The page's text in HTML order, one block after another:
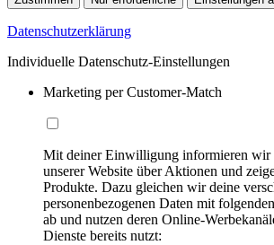
Datenschutzerklärung
Individuelle Datenschutz-Einstellungen
Marketing per Customer-Match
Mit deiner Einwilligung informieren wir
unserer Website über Aktionen und
Produkte. Dazu gleichen wir deine
personenbezogenen Daten mit
ab und nutzen deren Online-
Dienste bereits nutzt: